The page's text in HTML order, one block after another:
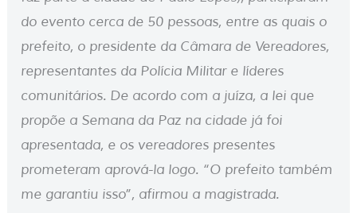
do evento cerca de 50 pessoas, entre as quais o
prefeito, o presidente da Câmara de Vereadores,
representantes da Polícia Militar e líderes
comunitários. De acordo com a juíza, a lei que
propõe a Semana da Paz na cidade já foi
apresentada, e os vereadores presentes
prometeram aprová-la logo. “O prefeito também
me garantiu isso”, afirmou a magistrada.